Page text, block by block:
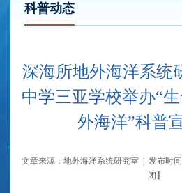
科普动态
深海所地外海洋系统
中学三亚学校举办“
外海洋”科普
文章来源：地外海洋系统研究室 | 发布时
闭 】